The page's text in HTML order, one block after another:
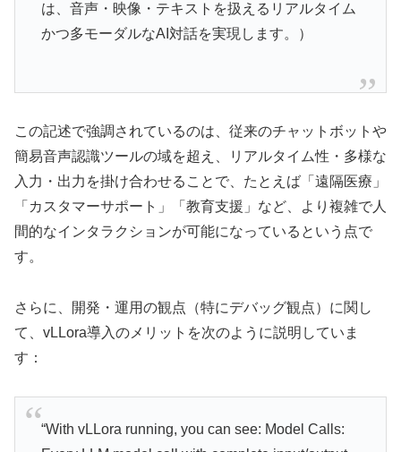
は、音声・映像・テキストを扱えるリアルタイム
かつ多モーダルなAI対話を実現します。）
この記述で強調されているのは、従来のチャットボットや
簡易音声認識ツールの域を超え、リアルタイム性・多様な
入力・出力を掛け合わせることで、たとえば「遠隔医療」
「カスタマーサポート」「教育支援」など、より複雑で人
間的なインタラクションが可能になっているという点で
す。
さらに、開発・運用の観点（特にデバッグ観点）に関し
て、vLLora導入のメリットを次のように説明していま
す：
“With vLLora running, you can see: Model Calls: